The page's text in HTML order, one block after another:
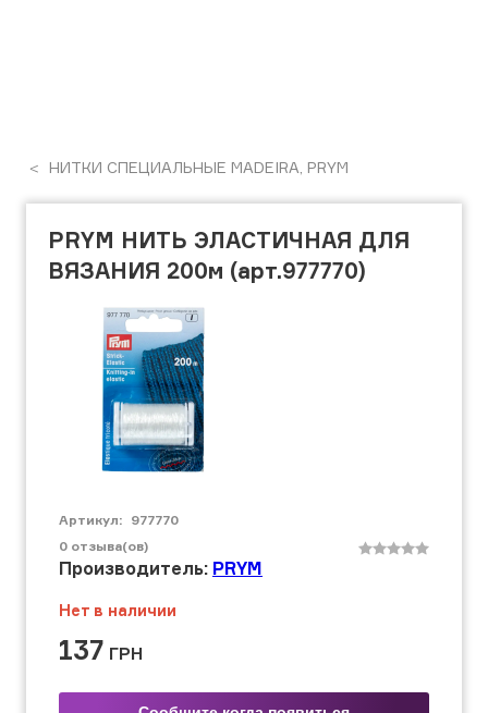
НИТКИ СПЕЦИАЛЬНЫЕ MADEIRA, PRYM
PRYM НИТЬ ЭЛАСТИЧНАЯ ДЛЯ
ВЯЗАНИЯ 200м (арт.977770)
Артикул: 977770
0 отзыва(ов)
Производитель: PRYM
Нет в наличии
137 ГРН